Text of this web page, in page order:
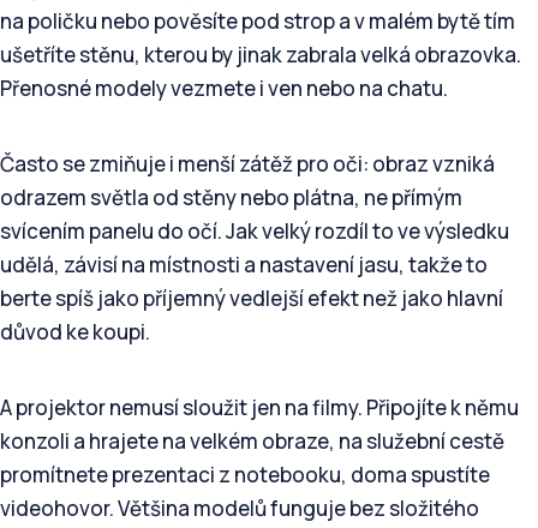
na poličku nebo pověsíte pod strop a v malém bytě tím
ušetříte stěnu, kterou by jinak zabrala velká obrazovka.
Přenosné modely vezmete i ven nebo na chatu.
Často se zmiňuje i menší zátěž pro oči: obraz vzniká
odrazem světla od stěny nebo plátna, ne přímým
svícením panelu do očí. Jak velký rozdíl to ve výsledku
udělá, závisí na místnosti a nastavení jasu, takže to
berte spíš jako příjemný vedlejší efekt než jako hlavní
důvod ke koupi.
A projektor nemusí sloužit jen na filmy. Připojíte k němu
konzoli a hrajete na velkém obraze, na služební cestě
promítnete prezentaci z notebooku, doma spustíte
videohovor. Většina modelů funguje bez složitého